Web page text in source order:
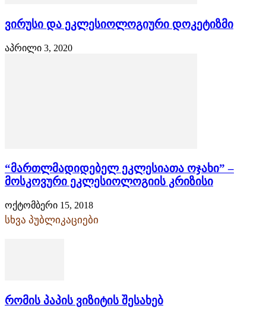
ვირუსი და ეკლესიოლოგიური დოკეტიზმი
აპრილი 3, 2020
“მართლმადიდებელ ეკლესიათა ოჯახი” –
მოსკოვური ეკლესიოლოგიის კრიზისი
ოქტომბერი 15, 2018
სხვა პუბლიკაციები
რომის პაპის ვიზიტის შესახებ